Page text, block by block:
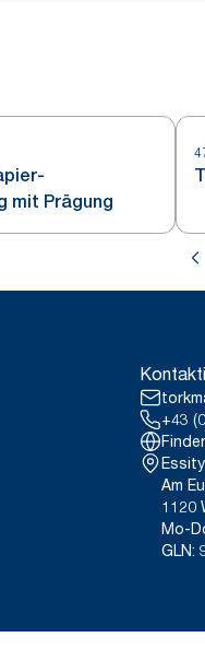
mit Prägung
+43
Am
1120
Mo-
GLN: